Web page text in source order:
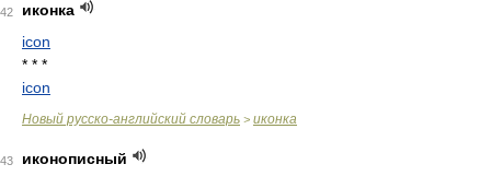
42
иконка
icon
* * *
icon
Новый русско-английский словарь > иконка
43
иконописный